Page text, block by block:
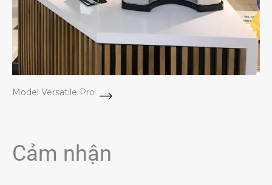
Model Versatile Pro
Cảm nhận